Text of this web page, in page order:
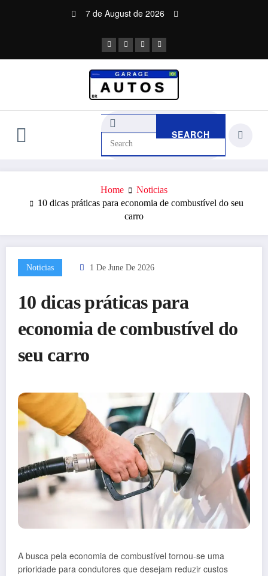
7 de August de 2026
Home
Noticias
10 dicas práticas para economia de combustível do seu
carro
Noticias 1 De June De 2026
10 dicas práticas para
economia de combustível do
seu carro
A busca pela economia de combustível tornou-se uma
prioridade para condutores que desejam reduzir custos